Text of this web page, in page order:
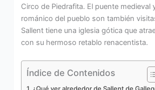
Circo de Piedrafita. El puente medieval
románico del pueblo son también
Sallent tiene una iglesia gótica que
con su hermoso retablo renacentista.
Índice de Contenidos
¿Qué ver alrededor de Sallent de